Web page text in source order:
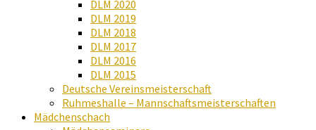
DLM 2020
DLM 2019
DLM 2018
DLM 2017
DLM 2016
DLM 2015
Deutsche Vereinsmeisterschaft
Ruhmeshalle – Mannschaftsmeisterschaften
Mädchenschach